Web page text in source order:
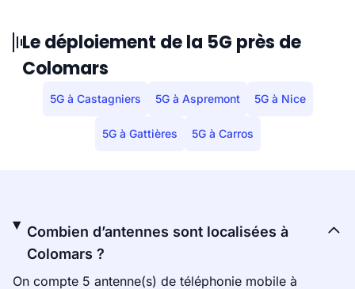
Le déploiement de la 5G près de
Colomars
5G à Castagniers 5G à Aspremont 5G à Nice
5G à Gattières 5G à Carros
Combien d’antennes sont localisées à
Colomars ?
On compte 5 antenne(s) de téléphonie mobile à